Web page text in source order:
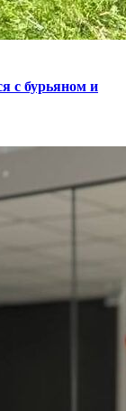
с бурьяном и